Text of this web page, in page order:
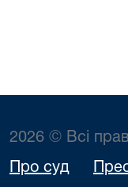
2026 © Всі
Про суд